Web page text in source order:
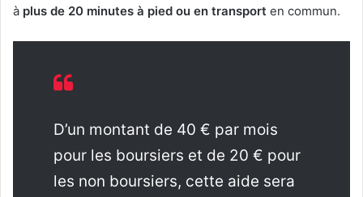
à plus de 20 minutes à pied ou en transport en commun.
D’un montant de 40 € par mois
pour les boursiers et de 20 € pour
les non boursiers, cette aide sera